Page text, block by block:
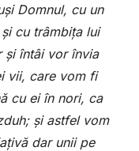
Domnul, cu un
cu trâmbița lui
și întâi vor învia
vii, care vom fi
cu ei în nori, ca
și astfel vom
dar unii pe